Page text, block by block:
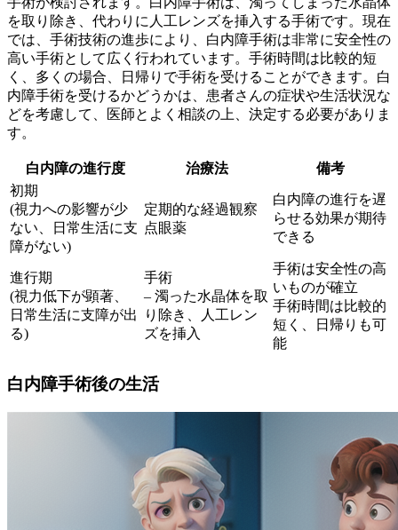
を取り除き、代わりに 人工レンズを挿入する手術です。現在
では、 手術技術の進歩により、白内障手術は非常に安全性の
高い手術として広く行われています。手術時間は比較的短
く、多くの場合、
日帰り で手術を受けることができます。白
内障手術を受けるかどうかは、患者さんの症状や生活状況な
どを考慮して、医師とよく相談の上、決定する必要がありま
す。
白内障の進行度 治療法
備考
初期
(視力への影響が少
ない、日常生活に支
障がない)
定期的な経過観察
点眼薬
白内障の進行を遅
らせる効果が期待
できる
進行期
(視力低下が顕著、
日常生活に支障が出
る)
手術
– 濁った水晶体を取
り除き、人工レン
ズを挿入
手術は安全性の高
いものが確立
手術時間は比較的
短く、日帰りも可
能
白内障手術後の生活